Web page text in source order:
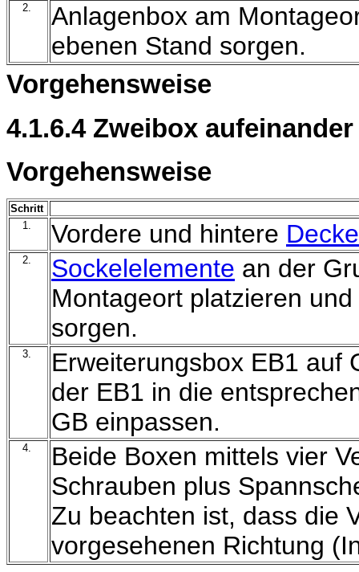
2.
Anlagenbox am
ebenen Stand sorgen.
Vorgehensweise
4.1.6.4 Zweibox
Vorgehensweise
Schritt
1.
Vordere und hintere
2. Sockelelemente an der
Montageort platzieren
sorgen.
3.
Erweiterungsbox EB1 auf
der EB1 in die
GB einpassen.
4.
Beide Boxen mittels vier
Schrauben plus
Zu beachten ist, dass die
vorgesehenen Richtung